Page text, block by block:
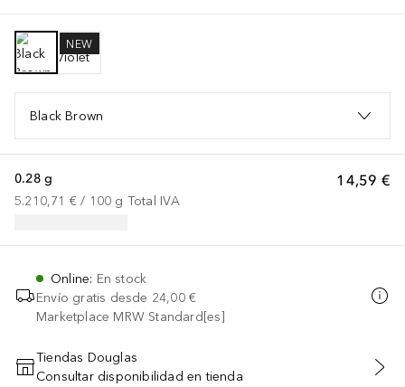
NEW
Black Brown
14,59 €
0.28 g
5.210,71 € / 100 g Total IVA
Online: En stock
Envío gratis desde 24,00 €
Marketplace MRW Standard[es]
AÑADIR AL CARRITO
Tiendas Douglas
Consultar disponibilidad en tienda